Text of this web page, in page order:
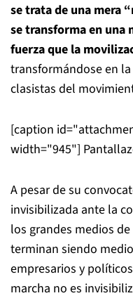
se trata de una mera
se transforma en una
fuerza que la
transformándose en
clasistas del
[caption
width="945"]
A pesar de su
invisibilizada ante la
los grandes medios
terminan siendo
empresarios y
marcha no es